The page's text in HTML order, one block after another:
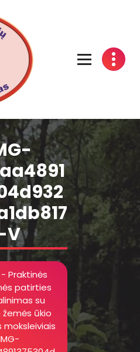
V
- Praktinės
patirties
su
žemės ūkio
moksleiviais